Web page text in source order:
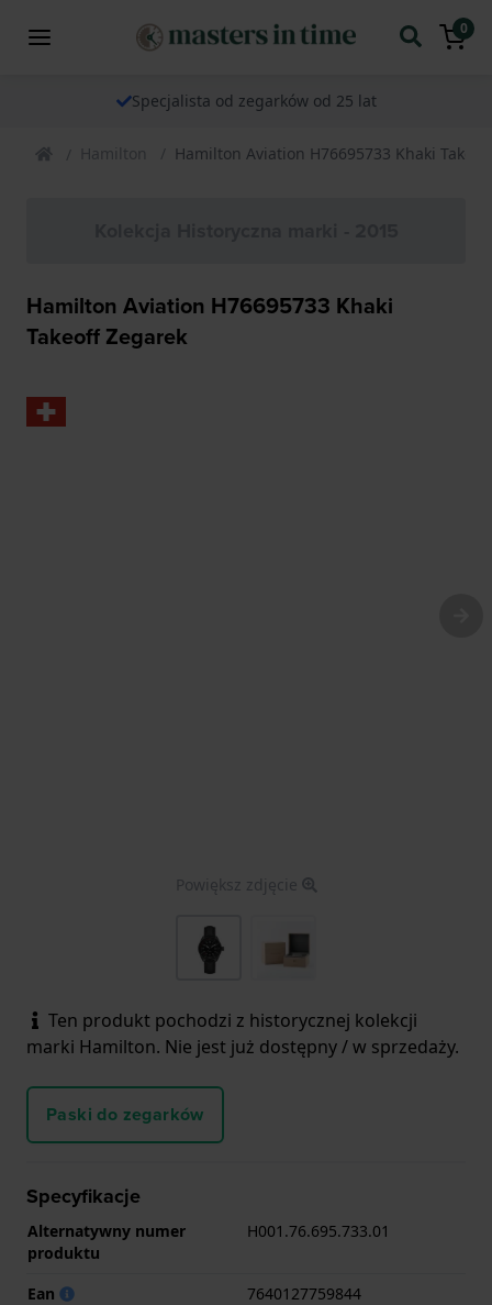
0
Specjalista od zegarków od 25 lat
Hamilton Hamilton Aviation H76695733 Khaki
Hamilton Aviation H76695733 Khaki
Takeoff Zegarek
Powiększ zdjęcie
Ten produkt pochodzi z historycznej kolekcji
marki Hamilton. Nie jest już dostępny / w sprzedaży.
Paski do zegarków
Specyfikacje
Alternatywny numer
produktu
H001.76.695.733.01
Ean
7640127759844